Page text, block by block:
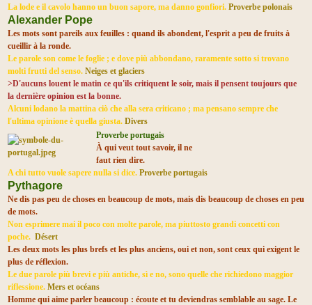
La lode e il cavolo hanno un buon sapore, ma danno gonfiori. Proverbe polonais
Alexander Pope
Les mots sont pareils aux feuilles : quand ils abondent, l'esprit a peu de fruits à
cueillir à la ronde.
Le parole son come le foglie ; e dove più abbondano, raramente sotto si trovano
molti frutti del senso. Neiges et glaciers
>D'aucuns louent le matin ce qu'ils critiquent le soir, mais il pensent toujours que
la dernière opinion est la bonne.
Alcuni lodano la mattina ciò che alla sera criticano ; ma pensano sempre che
l'ultima opinione è quella giusta. Divers
Proverbe portugais
À qui veut tout savoir, il ne
faut rien dire.
A chi tutto vuole sapere nulla si dice. Proverbe portugais
Pythagore
Ne dis pas peu de choses en beaucoup de mots, mais dis beaucoup de choses en peu
de mots.
Non esprimere mai il poco con molte parole, ma piuttosto grandi concetti con
poche. Désert
Les deux mots les plus brefs et les plus anciens, oui et non, sont ceux qui exigent le
plus de réflexion.
Le due parole più brevi e più antiche, sì e no, sono quelle che richiedono maggior
riflessione. Mers et océans
Homme qui aime parler beaucoup : écoute et tu deviendras semblable au sage. Le